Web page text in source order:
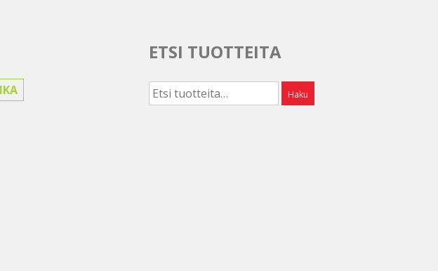
ETSI TUOTTEITA
Etsi: Haku